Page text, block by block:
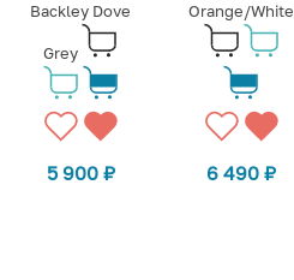
Backley Dove
Grey
5 900 ₽
Orange/White
6 490₽